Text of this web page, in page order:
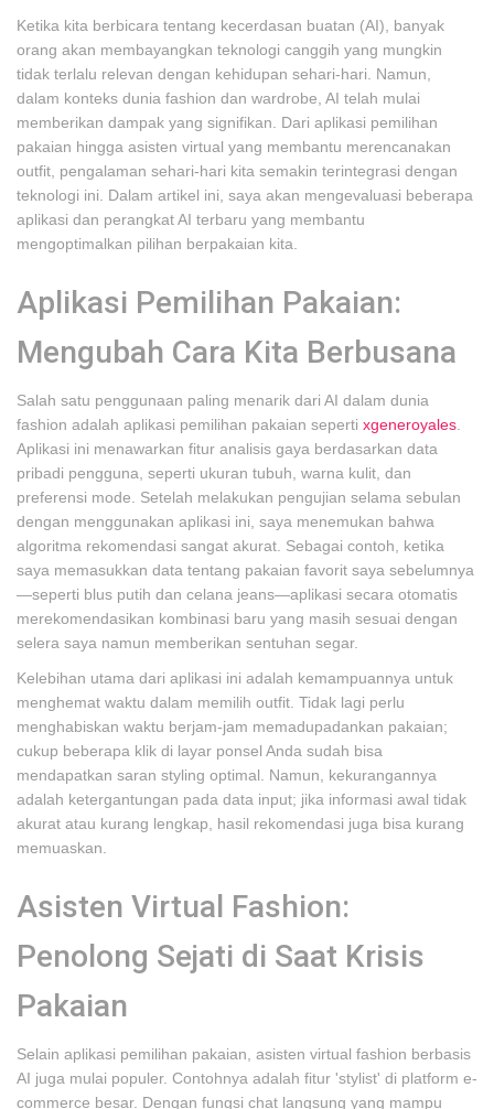
Ketika kita berbicara tentang kecerdasan buatan (AI), banyak
orang akan membayangkan teknologi canggih yang mungkin
tidak terlalu relevan dengan kehidupan sehari-hari. Namun,
dalam konteks dunia fashion dan wardrobe, AI telah mulai
memberikan dampak yang signifikan. Dari aplikasi pemilihan
pakaian hingga asisten virtual yang membantu merencanakan
outfit, pengalaman sehari-hari kita semakin terintegrasi dengan
teknologi ini. Dalam artikel ini, saya akan mengevaluasi beberapa
aplikasi dan perangkat AI terbaru yang membantu
mengoptimalkan pilihan berpakaian kita.
Aplikasi Pemilihan Pakaian:
Mengubah Cara Kita Berbusana
Salah satu penggunaan paling menarik dari AI dalam dunia
fashion adalah aplikasi pemilihan pakaian seperti xgeneroyales
Aplikasi ini menawarkan fitur analisis gaya berdasarkan data
pribadi pengguna, seperti ukuran tubuh, warna kulit, dan
preferensi mode. Setelah melakukan pengujian selama sebulan
dengan menggunakan aplikasi ini, saya menemukan bahwa
algoritma rekomendasi sangat akurat. Sebagai contoh, ketika
saya memasukkan data tentang pakaian favorit saya sebelumnya
—seperti blus putih dan celana jeans—aplikasi secara otomatis
merekomendasikan kombinasi baru yang masih sesuai dengan
selera saya namun memberikan sentuhan segar.
Kelebihan utama dari aplikasi ini adalah kemampuannya untuk
menghemat waktu dalam memilih outfit. Tidak lagi perlu
menghabiskan waktu berjam-jam memadupadankan pakaian;
cukup beberapa klik di layar ponsel Anda sudah bisa
mendapatkan saran styling optimal. Namun, kekurangannya
adalah ketergantungan pada data input; jika informasi awal tidak
akurat atau kurang lengkap, hasil rekomendasi juga bisa kurang
memuaskan.
Asisten Virtual Fashion:
Penolong Sejati di Saat Krisis
Pakaian
Selain aplikasi pemilihan pakaian, asisten virtual fashion berbasis
AI juga mulai populer. Contohnya adalah fitur 'stylist' di platform e-
commerce besar. Dengan fungsi chat langsung yang mampu